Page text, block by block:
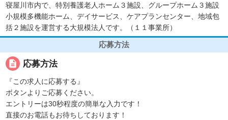
寝屋川市内で、特別養護老人ホーム３施設、グループホーム３施設
小規模多機能ホーム、デイサービス、ケアプランセンター、地域包
括２施設を運営する大規模法人です。（１１事業所）
応募方法
description 応募方法
『この求人に応募する』
ボタンよりご応募ください。
エントリーは30秒程度の簡単な入力です！
直接のお電話もお待ちしております！